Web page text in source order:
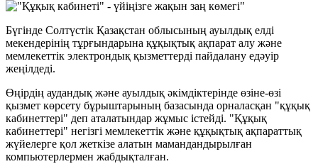
Бүгінде Солтүстік Қазақстан облысының ауылдық елді
мекендерінің тұрғындарына құқықтық ақпарат алу және
мемлекеттік электрондық қызметтерді пайдалану едәуір
жеңілдеді.
Өңірдің аудандық және ауылдық әкімдіктерінде өзіне-өзі
қызмет көрсету бұрыштарының базасында орналасқан "құқық
кабинеттері" деп аталатындар жұмыс істейді. "Құқық
кабинеттері" негізгі мемлекеттік және құқықтық ақпараттық
жүйелерге қол жеткізе алатын мамандандырылған
компьютерлермен жабдықталған.